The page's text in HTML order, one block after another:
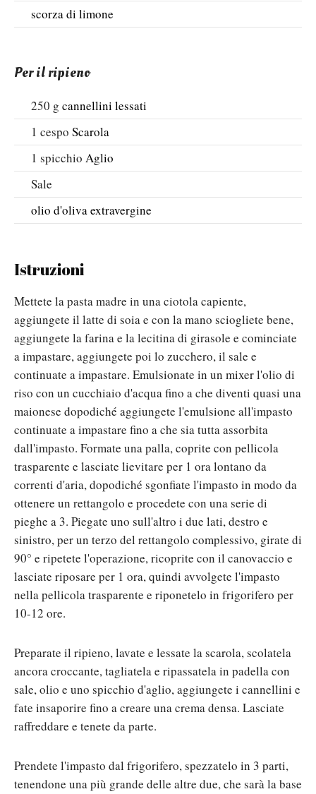
scorza di limone
Per il ripieno
250 g cannellini lessati
1 cespo Scarola
1 spicchio Aglio
Sale
olio d'oliva extravergine
Istruzioni
Mettete la pasta madre in una ciotola capiente,
aggiungete il latte di soia e con la mano sciogliete bene,
aggiungete la farina e la lecitina di girasole e cominciate
a impastare, aggiungete poi lo zucchero, il sale e
continuate a impastare. Emulsionate in un mixer l'olio di
riso con un cucchiaio d'acqua fino a che diventi quasi una
maionese dopodiché aggiungete l'emulsione all'impasto
continuate a impastare fino a che sia tutta assorbita
dall'impasto. Formate una palla, coprite con pellicola
trasparente e lasciate lievitare per 1 ora lontano da
correnti d'aria, dopodiché sgonfiate l'impasto in modo da
ottenere un rettangolo e procedete con una serie di
pieghe a 3. Piegate uno sull'altro i due lati, destro e
sinistro, per un terzo del rettangolo complessivo, girate di
90° e ripetete l'operazione, ricoprite con il canovaccio e
lasciate riposare per 1 ora, quindi avvolgete l'impasto
nella pellicola trasparente e riponetelo in frigorifero per
10-12 ore.
Preparate il ripieno, lavate e lessate la scarola, scolatela
ancora croccante, tagliatela e ripassatela in padella con
sale, olio e uno spicchio d'aglio, aggiungete i cannellini e
fate insaporire fino a creare una crema densa. Lasciate
raffreddare e tenete da parte.
Prendete l'impasto dal frigorifero, spezzatelo in 3 parti,
tenendone una più grande delle altre due, che sarà la base